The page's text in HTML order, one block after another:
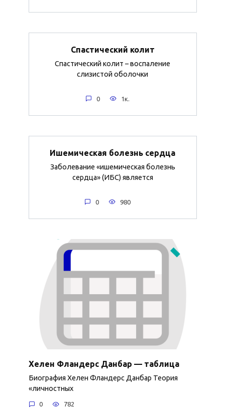
Спастический колит
Спастический колит – воспаление
слизистой оболочки
0 1к.
Ишемическая болезнь сердца
Заболевание «ишемическая болезнь
сердца» (ИБС) является
0 980
Хелен Фландерс Данбар — таблица
Биография Хелен Фландерс Данбар Теория
«личностных
0 782